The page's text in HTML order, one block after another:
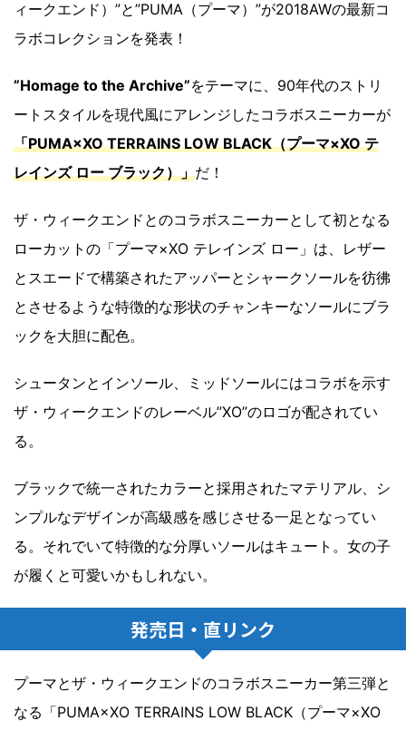
ィークエンド）”と”PUMA（プーマ）”が2018AWの最新コ
ラボコレクションを発表！
”Homage to the Archive”をテーマに、90年代のストリ
ートスタイルを現代風にアレンジしたコラボスニーカーが
「PUMA×XO TERRAINS LOW BLACK（プーマ×XO テ
レインズ ロー ブラック）」だ！
ザ・ウィークエンドとのコラボスニーカーとして初となる
ローカットの「プーマ×XO テレインズ ロー」は、レザー
とスエードで構築されたアッパーとシャークソールを彷彿
とさせるような特徴的な形状のチャンキーなソールにブラ
ックを大胆に配色。
シュータンとインソール、ミッドソールにはコラボを示す
ザ・ウィークエンドのレーベル”XO”のロゴが配されてい
る。
ブラックで統一されたカラーと採用されたマテリアル、シ
ンプルなデザインが高級感を感じさせる一足となってい
る。それでいて特徴的な分厚いソールはキュート。女の子
が履くと可愛いかもしれない。
発売日・直リンク
プーマとザ・ウィークエンドのコラボスニーカー第三弾と
なる「PUMA×XO TERRAINS LOW BLACK（プーマ×XO